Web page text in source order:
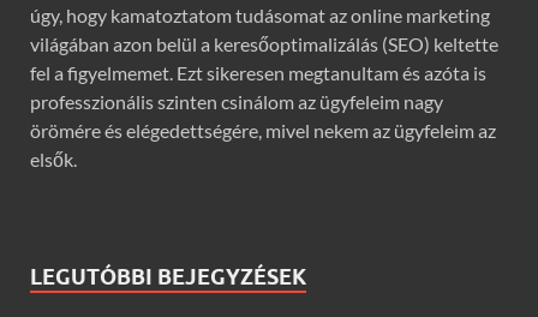
úgy, hogy kamatoztatom tudásomat az online marketing
világában azon belül a keresőoptimalizálás (SEO) keltette
fel a figyelmemet. Ezt sikeresen megtanultam és azóta is
professzionális szinten csinálom az ügyfeleim nagy
örömére és elégedettségére, mivel nekem az ügyfeleim az
elsők.
LEGUTÓBBI BEJEGYZÉSEK